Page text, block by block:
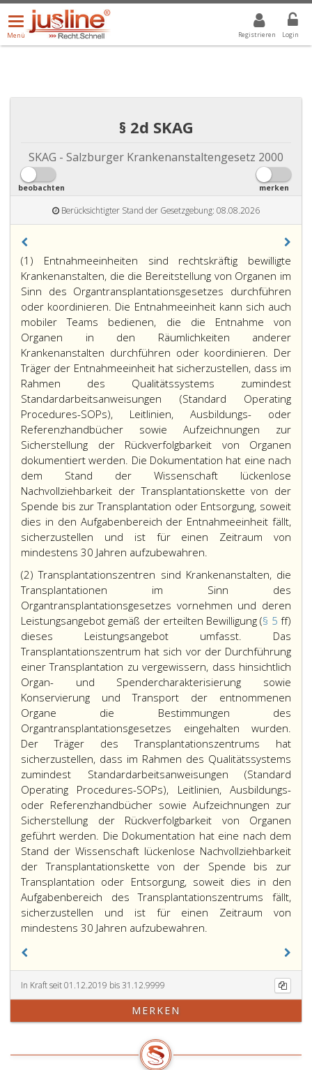
Registrieren Login
Menü
öffnen/schließen
Menü
ALLE DROPDOWN: GEWÄHLTER WERT IST ALLE
§ 2d SKAG
SKAG - Salzburger Krankenanstaltengesetz 2000
beobachten merken
Berücksichtigter Stand der Gesetzgebung: 08.08.2026
(1) Entnahmeeinheiten sind rechtskräftig bewilligte
Krankenanstalten, die die Bereitstellung von Organen im
Sinn des Organtransplantationsgesetzes durchführen
oder koordinieren. Die Entnahmeeinheit kann sich auch
mobiler Teams bedienen, die die Entnahme von
Organen in den Räumlichkeiten anderer
Krankenanstalten durchführen oder koordinieren. Der
Träger der Entnahmeeinheit hat sicherzustellen, dass im
Rahmen des Qualitätssystems zumindest
Standardarbeitsanweisungen (Standard Operating
Procedures-SOPs), Leitlinien, Ausbildungs- oder
Referenzhandbücher sowie Aufzeichnungen zur
Sicherstellung der Rückverfolgbarkeit von Organen
dokumentiert werden. Die Dokumentation hat eine nach
dem Stand der Wissenschaft lückenlose
Nachvollziehbarkeit der Transplantationskette von der
Spende bis zur Transplantation oder Entsorgung, soweit
dies in den Aufgabenbereich der Entnahmeeinheit fällt,
sicherzustellen und ist für einen Zeitraum von
mindestens 30 Jahren aufzubewahren.
(2) Transplantationszentren sind Krankenanstalten, die
Transplantationen im Sinn des
Organtransplantationsgesetzes vornehmen und deren
Leistungsangebot gemäß der erteilten Bewilligung (§ 5 ff)
dieses Leistungsangebot umfasst. Das
Transplantationszentrum hat sich vor der Durchführung
einer Transplantation zu vergewissern, dass hinsichtlich
Organ- und Spendercharakterisierung sowie
Konservierung und Transport der entnommenen
Organe die Bestimmungen des
Organtransplantationsgesetzes eingehalten wurden.
Der Träger des Transplantationszentrums hat
sicherzustellen, dass im Rahmen des Qualitätssystems
zumindest Standardarbeitsanweisungen (Standard
Operating Procedures-SOPs), Leitlinien, Ausbildungs-
oder Referenzhandbücher sowie Aufzeichnungen zur
Sicherstellung der Rückverfolgbarkeit von Organen
geführt werden. Die Dokumentation hat eine nach dem
Stand der Wissenschaft lückenlose Nachvollziehbarkeit
der Transplantationskette von der Spende bis zur
Transplantation oder Entsorgung, soweit dies in den
Aufgabenbereich des Transplantationszentrums fällt,
sicherzustellen und ist für einen Zeitraum von
mindestens 30 Jahren aufzubewahren.
In Kraft seit 01.12.2019 bis 31.12.9999
MERKEN